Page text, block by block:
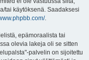
tai käytöksenä. Saadaksesi
.
epämoraalista tai
olevia lakeja oli se sitten
palvelin on sijoitettu